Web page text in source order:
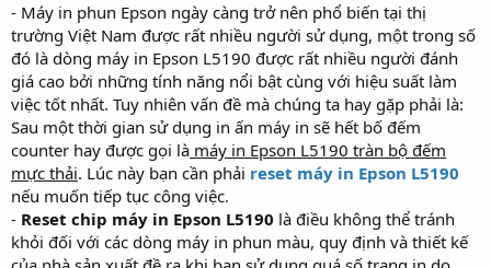
- Máy in phun Epson ngày càng trở nên phổ biến tại thị
trường Việt Nam được rất nhiều người sử dụng, một trong số
đó là dòng máy in Epson L5190 được rất nhiều người đánh
giá cao bởi những tính năng nổi bật cùng với hiệu suất làm
việc tốt nhất. Tuy nhiên vấn đề mà chúng ta hay gặp phải là:
Sau một thời gian sử dụng in ấn máy in sẽ hết bố đếm
counter hay được gọi là máy in Epson L5190 tràn bộ đếm
mực thải. Lúc này bạn cần phải reset máy in Epson L5190
nếu muốn tiếp tục công việc.
- Reset chip máy in Epson L5190 là điều không thể tránh
khỏi đối với các dòng máy in phun màu, quy định và thiết kế